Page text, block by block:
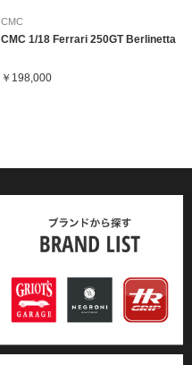
CMC
CMC 1/18 Ferrari 250GT Berlinetta
￥198,000